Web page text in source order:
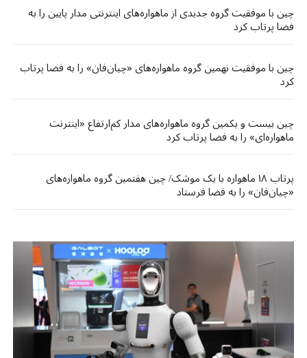
چین با موفقیت گروه جدیدی از ماهواره‌های اینترنتی مدار پایین را به
فضا پرتاب کرد
چین با موفقیت نهمین گروه ماهواره‌های «چیان‌فان» را به فضا پرتاب
کرد
چین بیست و یکمین گروه ماهواره‌های مدار کم‌ارتفاع «اینترنت
ماهواره‌ای» را به فضا پرتاب کرد
پرتاب ۱۸ ماهواره با یک موشک/ چین هفتمین گروه ماهواره‌های
«چیان‌فان» را به فضا فرستاد